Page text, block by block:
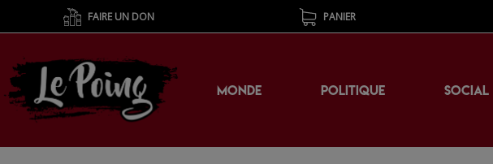
FAIRE UN DON PANIER
MONDE POLITIQUE SOCIAL